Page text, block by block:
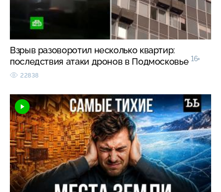
Взрыв разоворотил несколько квартир:
последствия атаки дронов в Подмосковье 16+
22838